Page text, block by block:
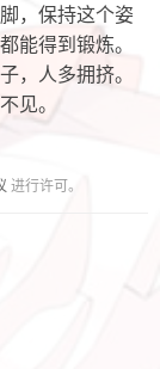
，保持这个姿
能得到锻炼。
，人多拥挤。
见。
进行许可。